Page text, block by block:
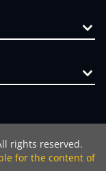
rights reserved.
for the content of